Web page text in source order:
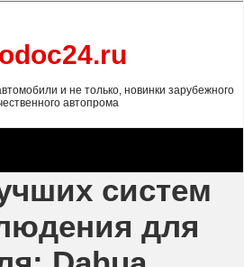
и не только, новинки зарубежного
автопрома
систем
для